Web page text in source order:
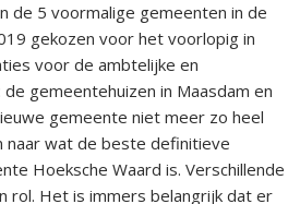
de 5 voormalige gemeenten in de
gekozen voor het voorlopig in
voor de ambtelijke en
gemeentehuizen in Maasdam en
gemeente niet meer zo heel
naar wat de beste definitieve
Hoeksche Waard is. Verschillende
rol. Het is immers belangrijk dat er